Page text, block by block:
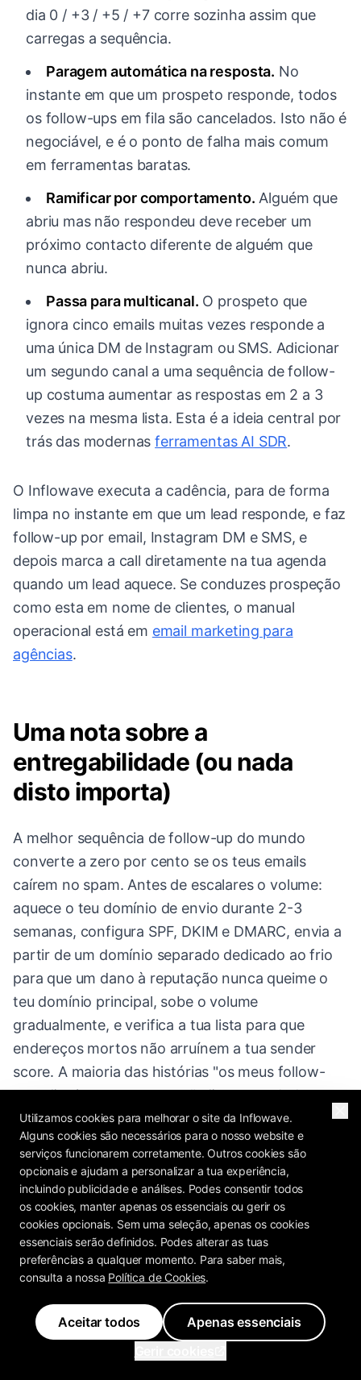
dia 0 / +3 / +5 / +7 corre sozinha assim que
carregas a sequência.
Paragem automática na resposta. No
instante em que um prospeto responde, todos
os follow-ups em fila são cancelados. Isto não é
negociável, e é o ponto de falha mais comum
em ferramentas baratas.
Ramificar por comportamento. Alguém que
abriu mas não respondeu deve receber um
próximo contacto diferente de alguém que
nunca abriu.
Passa para multicanal. O prospeto que
ignora cinco emails muitas vezes responde a
uma única DM de Instagram ou SMS. Adicionar
um segundo canal a uma sequência de follow-
up costuma aumentar as respostas em 2 a 3
vezes na mesma lista. Esta é a ideia central por
trás das modernasferramentas AI SDR.
O Inflowave executa a cadência, para de forma
limpa no instante em que um lead responde, e faz
follow-up por email, Instagram DM e SMS, e
depois marca a call diretamente na tua agenda
quando um lead aquece. Se conduzes prospeção
como esta em nome de clientes, o manual
operacional está em email marketing para
agências.
Uma nota sobre a
entregabilidade (ou nada
disto importa)
A melhor sequência de follow-up do mundo
converte a zero por cento se os teus emails
caírem no spam. Antes de escalares o volume:
aquece o teu domínio de envio durante 2-3
semanas, configura SPF, DKIM e DMARC, envia a
partir de um domínio separado dedicado ao frio
para que um dano à reputação nunca queime o
teu domínio principal, sobe o volume
gradualmente, e verifica a tua lista para que
endereços mortos não arruínem a tua sender
score. A maioria das histórias "os meus follow-
ups não tiveram respostas" são, na verdade,
histórias de pasta de spam.
FAQ
O que deves dizer num follow-up de
cold email?
Diz algo novo. Cada follow-up deve acrescentar
uma prova fresca, levantar uma dor diferente,
Utilizamos cookies para melhorar o site da Inflowave.
Alguns cookies são necessários para o nosso website e
serviços funcionarem corretamente. Outros cookies são
opcionais e ajudam a personalizar a tua experiência,
incluindo publicidade e análises. Podes consentir todos
os cookies, manter apenas os essenciais ou gerir os
cookies opcionais. Sem uma seleção, apenas os cookies
essenciais serão definidos. Podes alterar as tuas
preferências a qualquer momento. Para saber mais,
consulta a nossa Política de Cookies.
Aceitar todos
Apenas essenciais